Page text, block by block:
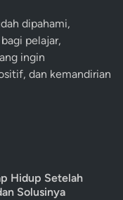
dipahami,
pelajar,
ingin
dan kemandirian
Hidup Setelah
Solusinya